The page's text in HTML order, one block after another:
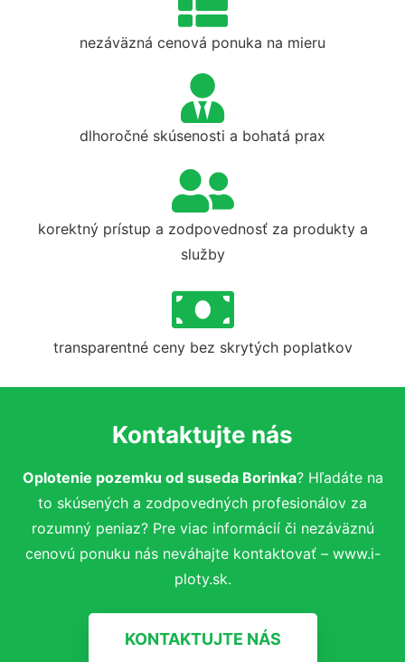
nezáväzná cenová ponuka na mieru
dlhoročné skúsenosti a bohatá prax
korektný prístup a zodpovednosť za produkty a
služby
transparentné ceny bez skrytých poplatkov
Kontaktujte nás
Oplotenie pozemku od suseda Borinka? Hľadáte na
to skúsených a zodpovedných profesionálov za
rozumný peniaz? Pre viac informácií či nezáväznú
cenovú ponuku nás neváhajte kontaktovať – www.i-
ploty.sk.
KONTAKTUJTE NÁS